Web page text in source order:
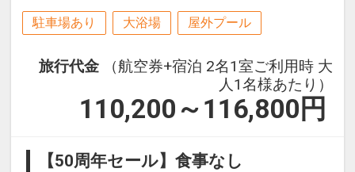
駐車場あり 大浴場 屋外プール
旅行代金
（航空券+宿泊 2名1室ご利用時 大
人1名様あたり）
110,200～116,800 円
【50周年セール】食事なし